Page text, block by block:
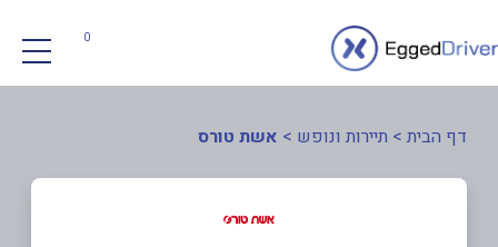
0
דף הבית > תיירות ונופש > אשת טורס